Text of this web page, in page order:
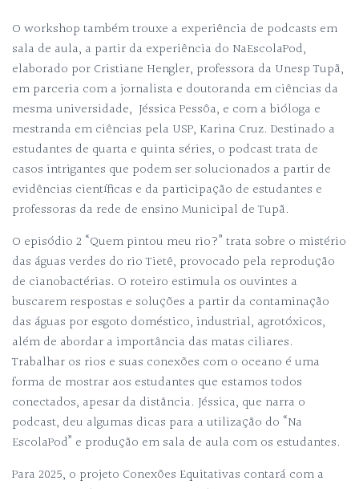
O workshop também trouxe a experiência de podcasts em
sala de aula, a partir da experiência do NaEscolaPod,
elaborado por Cristiane Hengler, professora da Unesp Tupã,
em parceria com a jornalista e doutoranda em ciências da
mesma universidade, Jéssica Pessôa, e com a bióloga e
mestranda em ciências pela USP, Karina Cruz. Destinado a
estudantes de quarta e quinta séries, o podcast trata de
casos intrigantes que podem ser solucionados a partir de
evidências científicas e da participação de estudantes e
professoras da rede de ensino Municipal de Tupã.
O episódio 2 “Quem pintou meu rio?” trata sobre o mistério
das águas verdes do rio Tietê, provocado pela reprodução
de cianobactérias. O roteiro estimula os ouvintes a
buscarem respostas e soluções a partir da contaminação
das águas por esgoto doméstico, industrial, agrotóxicos,
além de abordar a importância das matas ciliares.
Trabalhar os rios e suas conexões com o oceano é uma
forma de mostrar aos estudantes que estamos todos
conectados, apesar da distância. Jéssica, que narra o
podcast, deu algumas dicas para a utilização do “Na
EscolaPod” e produção em sala de aula com os estudantes.
Para 2025, o projeto Conexões Equitativas contará com a